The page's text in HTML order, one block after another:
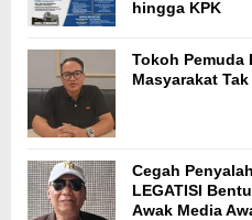
hingga KPK
Tokoh Pemuda
Masyarakat
Cegah
LEGATISI
Awak Media